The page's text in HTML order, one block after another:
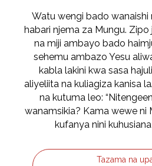
Watu wengi bado wanaishi
habari njema za Mungu. Zipo
na miji ambayo bado
sehemu ambazo Yesu
kabla lakini kwa sasa
aliyeliita na kuliagiza kanisa
na kutuma leo:
wanamsikia? Kama wewe ni
kufanya nini
Tazama na